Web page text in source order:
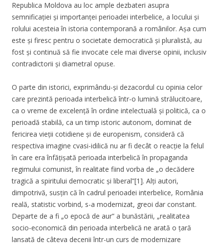
Republica Moldova au loc ample dezbateri asupra
semnificației și importanței perioadei interbelice, a locului și
rolului acesteia în istoria contemporană a românilor. Așa cum
este și firesc pentru o societate democratică și pluralistă, au
fost și continuă să fie invocate cele mai diverse opinii, inclusiv
contradictorii și diametral opuse.
O parte din istorici, exprimându-și dezacordul cu opinia celor
care prezintă perioada interbelică într-o lumină strălucitoare,
ca o vreme de excelență în ordine intelectuală și politică, ca o
perioadă stabilă, ca un timp istoric autonom, dominat de
fericirea vieții cotidiene și de europenism, consideră că
respectiva imagine cvasi-idilică nu ar fi decât o reacție la felul
în care era înfățișată perioada interbelică în propaganda
regimului comunist, în realitate fiind vorba de „o decădere
tragică a spiritului democratic și liberal”[1]. Alți autori,
dimpotrivă, susțin că în cadrul perioadei interbelice, România
reală, statistic vorbind, s-a modernizat, greoi dar constant.
Departe de a fi „o epocă de aur” a bunăstării, „realitatea
socio-economică din perioada interbelică ne arată o țară
lansată de câteva decenii într-un curs de modernizare